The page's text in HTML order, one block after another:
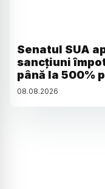
Senatul SUA
sancțiuni
până la 500%
08.08.2026